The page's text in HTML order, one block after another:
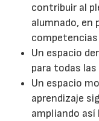
contribuir al
alumnado, en
competencias
Un espacio
para todas
Un espacio
aprendizaje
ampliando así